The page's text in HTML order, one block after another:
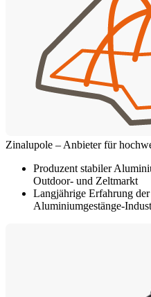
Zinalupole – Anbieter für
Produzent stabiler
Outdoor- und Zeltmarkt
Langjährige Erfahrung
Aluminiumgestänge-